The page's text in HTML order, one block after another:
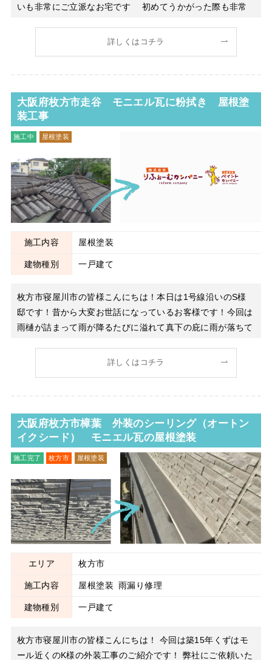
いも非常にご立派なお宅です 初めてうかがった際も非常
います！ 早速診断を開始していくと、外壁のチョーキング
詳しくはコチラ
大阪府枚方市走谷 モニエル瓦に粉拭き 屋根塗
装工事
施工中 屋根塗装
施工内容 屋根塗装
建物種別 一戸建て
枚方市寝屋川市の皆様こんにちは！本日は1号線沿いのS様
邸です！昔から大変お世話になっているお客様です！今回は
雨樋が詰まって雨が降るたびに溢れて真下の庇に雨が落ちて
でした。作業も滞りなく終わり雨水も問題なく流れていきま
詳しくはコチラ
大阪府枚方市樟葉 外装のシーリング（オートン
イクシード） モニエル瓦の屋根塗装
施工完了 枚方市
屋根塗装
エリア 枚方市
施工内容 屋根塗装 雨漏り修理
建物種別 一戸建て
枚方市寝屋川市の皆様こんにちは！ 今回は築15年くずはモ
ール近くのK様の外装工事のご紹介です！ 弊社にご依頼いた